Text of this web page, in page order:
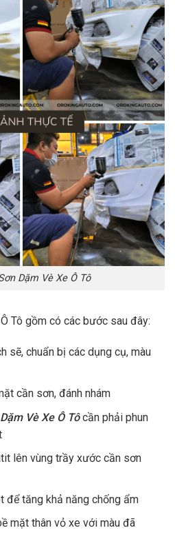
Dặm Vè Xe Ô Tô
Tô gồm có các bước sau đây:
sẽ, chuẩn bị các dụng cụ, màu
cần sơn, đánh nhám
Vè Xe Ô Tôcần phải phun
lên vùng trầy xước cần sơn
để tăng khả năng chống ẩm
mặt thân vỏ xe với màu đã